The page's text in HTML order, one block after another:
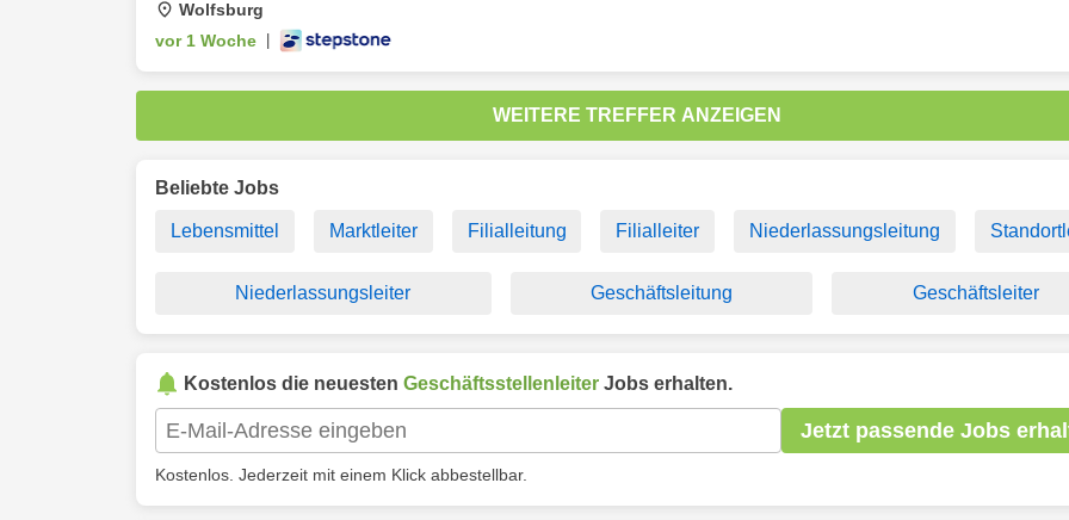
Wolfsburg
vor 1 Woche
WEITERE TREFFER ANZEIGEN
Beliebte Jobs
Lebensmittel Marktleiter Filialleitung Filialleiter Niederlassungsleitung
Niederlassungsleiter Geschäftsleitung Geschäftsleiter
Kostenlos die neuesten Geschäftsstellenleiter Jobs erhalten.
Jetzt passende Jobs
Kostenlos. Jederzeit mit einem Klick abbestellbar.